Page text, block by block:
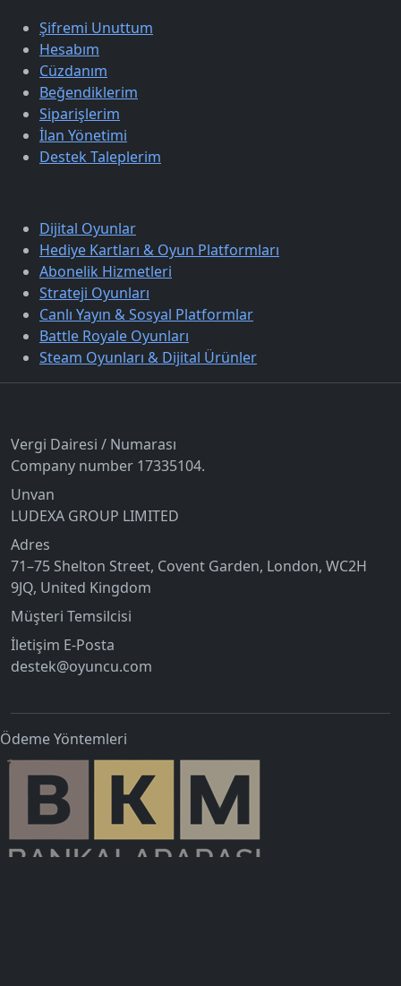
Şifremi Unuttum
Hesabım
Cüzdanım
Beğendiklerim
Siparişlerim
İlan Yönetimi
Destek Taleplerim
Dijital Oyunlar
Hediye Kartları & Oyun Platformları
Abonelik Hizmetleri
Strateji Oyunları
Canlı Yayın & Sosyal Platformlar
Battle Royale Oyunları
Steam Oyunları & Dijital Ürünler
Vergi Dairesi / Numarası
Company number 17335104.
Unvan
LUDEXA GROUP LIMITED
Adres
71–75 Shelton Street, Covent Garden, London, WC2H
9JQ, United Kingdom
Müşteri Temsilcisi
İletişim E-Posta
destek@oyuncu.com
Ödeme Yöntemleri